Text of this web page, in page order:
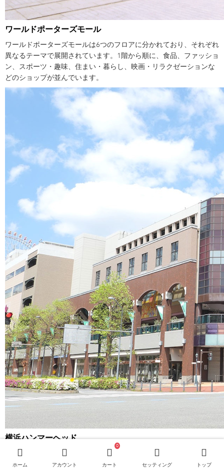
ホーム アカウント カート
0
セッティング トップ
ワールドポーターズモール
ワールドポーターズモールは6つのフロアに分かれており、それぞれ
異なるテーマで展開されています。1階から順に、食品、ファッショ
ン、スポーツ・趣味、住まい・暮らし、映画・リラクゼーションな
どのショップが並んでいます。
横浜ハンマーヘッド
いるクルーズ船ターミナルです。